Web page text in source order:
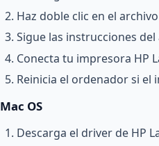
Haz doble clic en el
Sigue las instrucciones
Conecta tu impresora HP
Reinicia el ordenador si el
Mac OS
Descarga el driver de HP